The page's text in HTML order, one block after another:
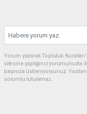
Yorum yazarak Topluluk
sitesine yaptığınız
başınıza üstleniyorsunuz.
sorumlu tutulamaz.